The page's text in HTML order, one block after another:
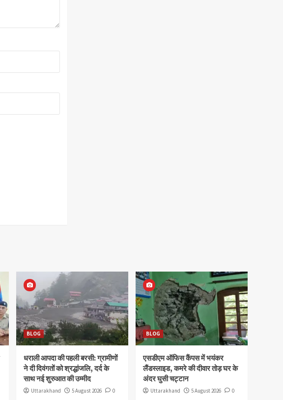
BLOG
धराली आपदा की पहली बरसी: ग्रामीणों
ने दी दिवंगतों को श्रद्धांजलि, दर्द के
साथ नई शुरुआत की उम्मीद
Uttarakhand 5 August 2026 0
BLOG
एसडीएम ऑफिस कैंपस में भयंकर
लैंडस्लाइड, कमरे की दीवार तोड़ घर के
अंदर घुसी चट्टान
Uttarakhand 5 August 2026 0